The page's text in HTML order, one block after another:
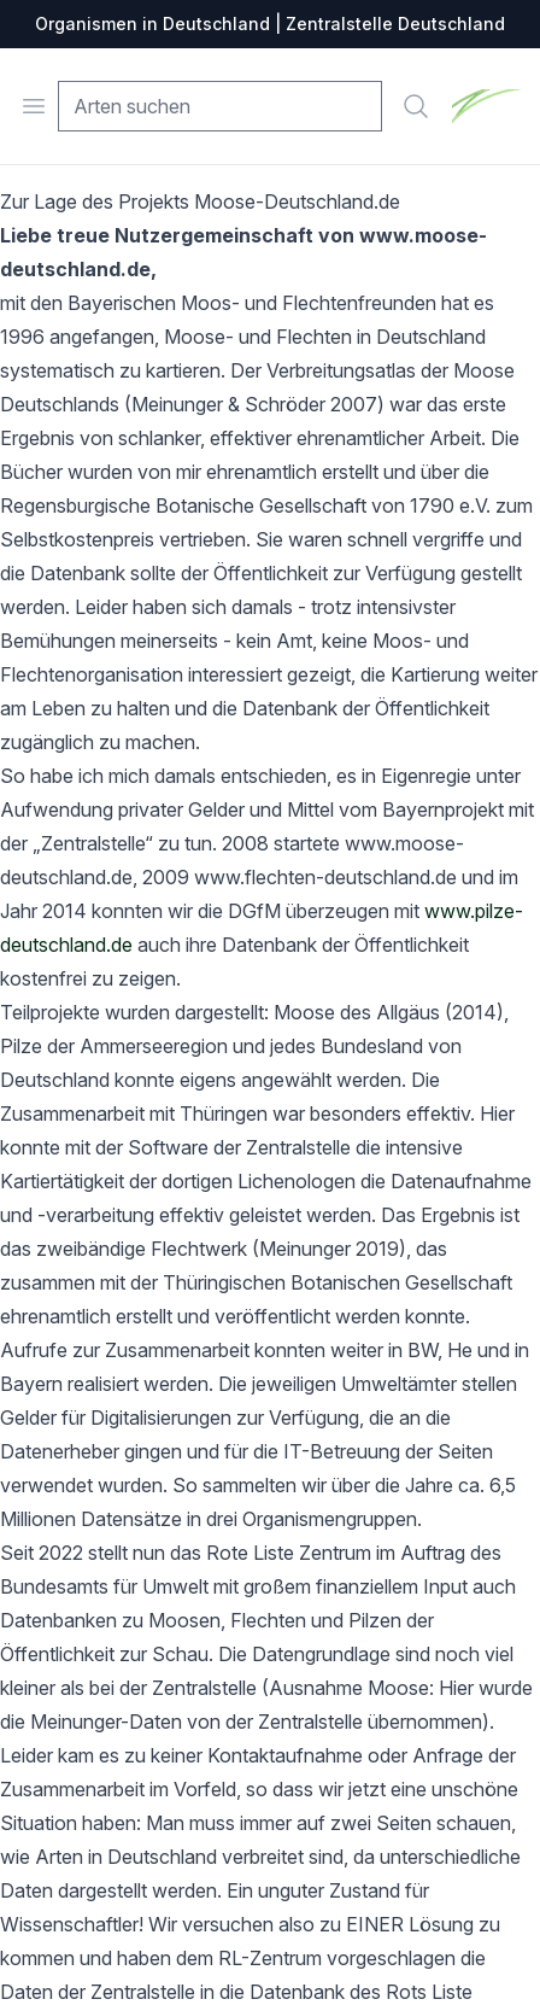
Organismen in Deutschland | Zentralstelle Deutschland
Open menu Suche
Zur Lage des Projekts Moose-Deutschland.de
Liebe treue Nutzergemeinschaft von www.moose-
deutschland.de,
mit den Bayerischen Moos- und Flechtenfreunden hat es
1996 angefangen, Moose- und Flechten in Deutschland
systematisch zu kartieren. Der Verbreitungsatlas der Moose
Deutschlands (Meinunger & Schröder 2007) war das erste
Ergebnis von schlanker, effektiver ehrenamtlicher Arbeit. Die
Bücher wurden von mir ehrenamtlich erstellt und über die
Regensburgische Botanische Gesellschaft von 1790 e.V. zum
Selbstkostenpreis vertrieben. Sie waren schnell vergriffe und
die Datenbank sollte der Öffentlichkeit zur Verfügung gestellt
werden. Leider haben sich damals - trotz intensivster
Bemühungen meinerseits - kein Amt, keine Moos- und
Flechtenorganisation interessiert gezeigt, die Kartierung weiter
am Leben zu halten und die Datenbank der Öffentlichkeit
zugänglich zu machen.
So habe ich mich damals entschieden, es in Eigenregie unter
Aufwendung privater Gelder und Mittel vom Bayernprojekt mit
der „Zentralstelle“ zu tun. 2008 startete www.moose-
deutschland.de, 2009 www.flechten-deutschland.de und im
Jahr 2014 konnten wir die DGfM überzeugen mit www.pilze-
deutschland.de auch ihre Datenbank der Öffentlichkeit
kostenfrei zu zeigen.
Teilprojekte wurden dargestellt: Moose des Allgäus (2014),
Pilze der Ammerseeregion und jedes Bundesland von
Deutschland konnte eigens angewählt werden. Die
Zusammenarbeit mit Thüringen war besonders effektiv. Hier
konnte mit der Software der Zentralstelle die intensive
Kartiertätigkeit der dortigen Lichenologen die Datenaufnahme
und -verarbeitung effektiv geleistet werden. Das Ergebnis ist
das zweibändige Flechtwerk (Meinunger 2019), das
zusammen mit der Thüringischen Botanischen Gesellschaft
ehrenamtlich erstellt und veröffentlicht werden konnte.
Aufrufe zur Zusammenarbeit konnten weiter in BW, He und in
Bayern realisiert werden. Die jeweiligen Umweltämter stellen
Gelder für Digitalisierungen zur Verfügung, die an die
Datenerheber gingen und für die IT-Betreuung der Seiten
verwendet wurden. So sammelten wir über die Jahre ca. 6,5
Millionen Datensätze in drei Organismengruppen.
Seit 2022 stellt nun das Rote Liste Zentrum im Auftrag des
Bundesamts für Umwelt mit großem finanziellem Input auch
Datenbanken zu Moosen, Flechten und Pilzen der
Öffentlichkeit zur Schau. Die Datengrundlage sind noch viel
kleiner als bei der Zentralstelle (Ausnahme Moose: Hier wurde
die Meinunger-Daten von der Zentralstelle übernommen).
Leider kam es zu keiner Kontaktaufnahme oder Anfrage der
Zusammenarbeit im Vorfeld, so dass wir jetzt eine unschöne
Situation haben: Man muss immer auf zwei Seiten schauen,
wie Arten in Deutschland verbreitet sind, da unterschiedliche
Daten dargestellt werden. Ein unguter Zustand für
Wissenschaftler! Wir versuchen also zu EINER Lösung zu
kommen und haben dem RL-Zentrum vorgeschlagen die
Daten der Zentralstelle in die Datenbank des Rots Liste